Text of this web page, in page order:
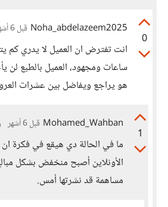
0
Noha_abdelazeem2025 قبل 6 أشهر
انت تفترض ان العميل لا يدري كم
ساعات ومجهود، العميل بالطبع لن
هو يراجع ويفاضل بين عشرات
1
Mohamed_Wahban قبل 6 أشهر
ما في الحالة دي هيقع في فكرة
الأونلاين أصبح منخفض بشكل
مساهمة قد نشرتها أمس.